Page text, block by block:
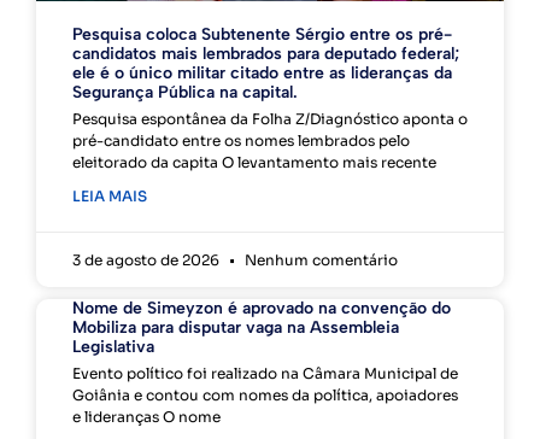
Pesquisa coloca Subtenente Sérgio entre os pré-
candidatos mais lembrados para deputado federal;
ele é o único militar citado entre as lideranças da
Segurança Pública na capital.
Pesquisa espontânea da Folha Z/Diagnóstico aponta o
pré-candidato entre os nomes lembrados pelo
eleitorado da capita O levantamento mais recente
LEIA MAIS
3 de agosto de 2026 Nenhum comentário
Nome de Simeyzon é aprovado na convenção do
Mobiliza para disputar vaga na Assembleia
Legislativa
Evento político foi realizado na Câmara Municipal de
Goiânia e contou com nomes da política, apoiadores
e lideranças O nome